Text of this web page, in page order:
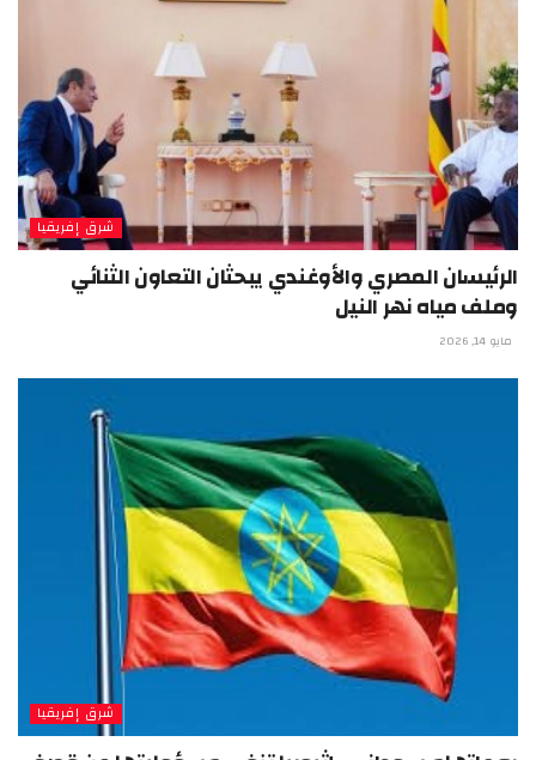
شرق إفريقيا
الرئيسان المصري والأوغندي يبحثان التعاون الثنائي
وملف مياه نهر النيل
مايو 14, 2026
شرق إفريقيا